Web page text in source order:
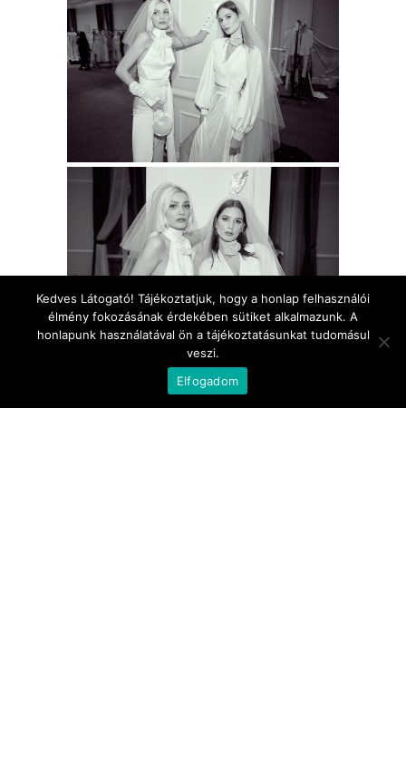
Kedves Látogató! Tájékoztatjuk, hogy a honlap felhasználói
élmény fokozásának érdekében sütiket alkalmazunk. A
honlapunk használatával ön a tájékoztatásunkat tudomásul
veszi.
Elfogadom